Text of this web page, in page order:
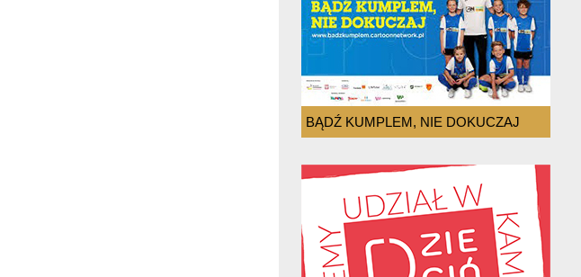
BĄDŹ KUMPLEM, NIE DOKUCZAJ